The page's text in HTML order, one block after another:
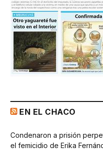
EN EL CHACO
Condenaron a prisión
el femicidio de Erika